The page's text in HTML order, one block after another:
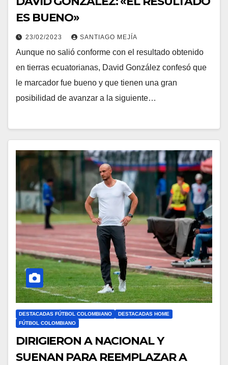
ES BUENO»
23/02/2023 SANTIAGO MEJÍA
Aunque no salió conforme con el resultado obtenido
en tierras ecuatorianas, David González confesó que
le marcador fue bueno y que tienen una gran
posibilidad de avanzar a la siguiente…
DESTACADAS FÚTBOL COLOMBIANO
DESTACADAS HOME
FÚTBOL COLOMBIANO
DIRIGIERON A NACIONAL Y
SUENAN PARA REEMPLAZAR A